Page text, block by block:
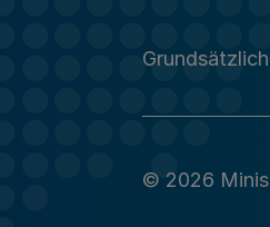
© 2026